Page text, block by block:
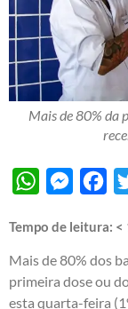
Mais de 80% da
WhatsApp
Tempo de leitura: <
Mais de 80% dos
primeira dose ou
esta quarta-feira